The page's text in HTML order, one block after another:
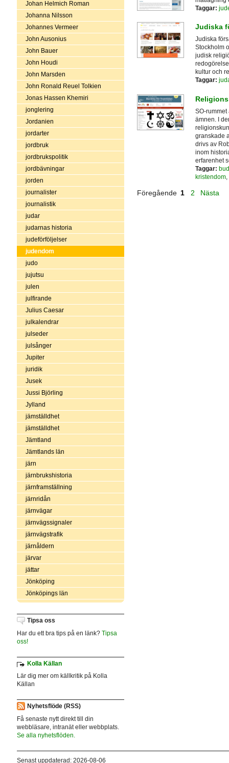
Johan Helmich Roman
Johanna Nilsson
Johannes Vermeer
John Ausonius
John Bauer
John Houdi
John Marsden
John Ronald Reuel Tolkien
Jonas Hassen Khemiri
jonglering
Jordanien
jordarter
jordbruk
jordbrukspolitik
jordbävningar
jorden
journalister
journalistik
judar
judarnas historia
judeförföljelser
judendom
judo
jujutsu
julen
julfirande
Julius Caesar
julkalendrar
julseder
julsånger
Jupiter
juridik
Jusek
Jussi Björling
Jylland
jämställdhet
jämställdhet
Jämtland
Jämtlands län
järn
järnbrukshistoria
järnframställning
järnridån
järnvägar
järnvägssignaler
järnvägstrafik
järnåldern
järvar
jättar
Jönköping
Jönköpings län
Tipsa oss
Har du ett bra tips på en länk? Tipsa
oss!
Kolla Källan
Lär dig mer om källkritik på Kolla
Källan
Nyhetsflöde (RSS)
Få senaste nytt direkt till din
webbläsare, intranät eller webbplats.
Se alla nyhetsflöden.
Taggar:
Judiska
Judiska
Stockholm
judisk
kultur och
Taggar:
SO-
ämnen. I
granskade
drivs av
inom
erfarenhet
Taggar:
kristendom,
Föregående 1 2 Nästa
Senast uppdaterad: 2026-08-06